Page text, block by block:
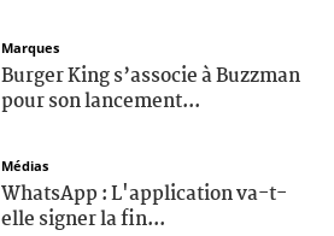
Marques
Burger King s’associe à Buzzman
pour son lancement...
Médias
WhatsApp : L'application va-t-
elle signer la fin...